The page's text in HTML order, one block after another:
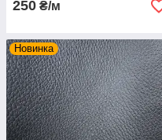
250 ₴/м
Новинка